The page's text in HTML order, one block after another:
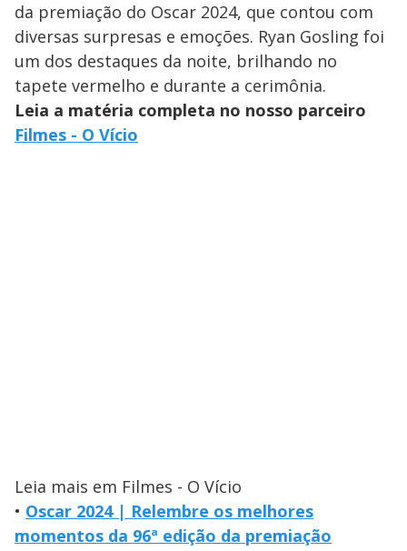
da premiação do Oscar 2024, que contou com
diversas surpresas e emoções. Ryan Gosling foi
um dos destaques da noite, brilhando no
tapete vermelho e durante a cerimônia.
Leia a matéria completa no nosso parceiro
Filmes - O Vício
Leia mais em Filmes - O Vício
• Oscar 2024 | Relembre os melhores
momentos da 96ª edição da premiação